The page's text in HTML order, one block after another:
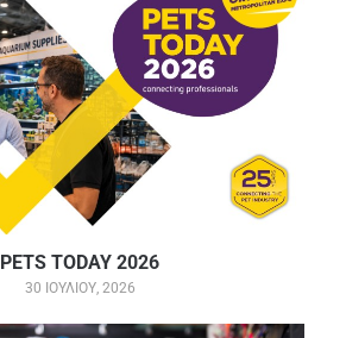
PETS TODAY 2026
30 ΙΟΥΛΊΟΥ, 2026